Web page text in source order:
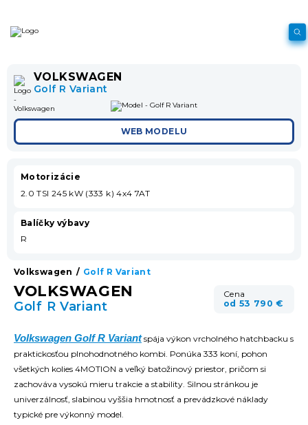
VOLKSWAGEN
Golf R Variant
WEB MODELU
Volkswagen / Golf R Variant
VOLKSWAGEN
Golf R Variant
Cena
od 53 790 €
Volkswagen Golf R Variantspája výkon vrcholného hatchbacku s
praktickosťou plnohodnotného kombi. Ponúka 333 koní, pohon
všetkých kolies 4MOTION a veľký batožinový priestor, pričom si
zachováva vysokú mieru trakcie a stability. Silnou stránkou je
univerzálnosť, slabinou vyššia hmotnosť a prevádzkové náklady
typické pre výkonný model.
Motorizácie
2.0 TSI 245 kW (333 k) 4x4 7AT
Balíčky výbavy
R